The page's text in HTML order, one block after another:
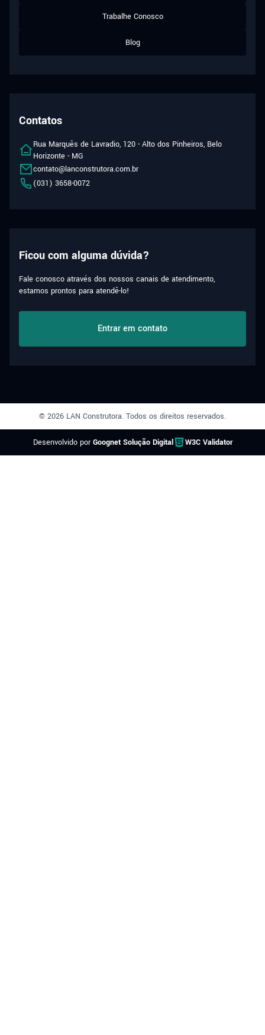
Trabalhe Conosco
Blog
Contatos
Rua Marquês de Lavradio, 120 - Alto dos Pinheiros, Belo
Horizonte - MG
contato@lanconstrutora.com.br
(031) 3658-0072
Ficou com alguma dúvida?
Fale conosco através dos nossos canais de atendimento,
estamos prontos para atendê-lo!
Entrar em contato
© 2026 LAN Construtora. Todos os direitos reservados.
Desenvolvido porGoognet Solução Digital W3C Validator